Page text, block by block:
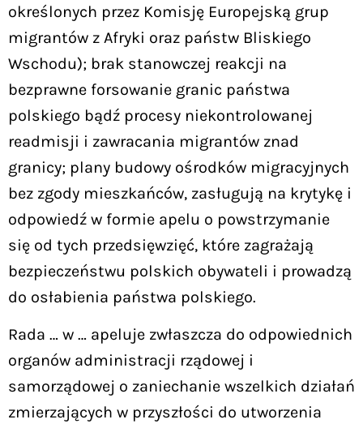
określonych przez Komisję Europejską grup
migrantów z Afryki oraz państw Bliskiego
Wschodu); brak stanowczej reakcji na
bezprawne forsowanie granic państwa
polskiego bądź procesy niekontrolowanej
readmisji i zawracania migrantów znad
granicy; plany budowy ośrodków migracyjnych
bez zgody mieszkańców, zasługują na krytykę i
odpowiedź w formie apelu o powstrzymanie
się od tych przedsięwzięć, które zagrażają
bezpieczeństwu polskich obywateli i prowadzą
do osłabienia państwa polskiego.
Rada … w … apeluje zwłaszcza do odpowiednich
organów administracji rządowej i
samorządowej o zaniechanie wszelkich działań
zmierzających w przyszłości do utworzenia